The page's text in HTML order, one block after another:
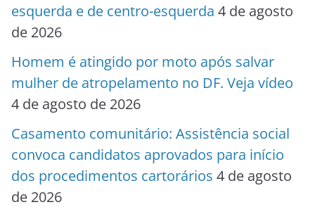
esquerda e de centro-esquerda 4 de agosto
de 2026
Homem é atingido por moto após salvar
mulher de atropelamento no DF. Veja vídeo
4 de agosto de 2026
Casamento comunitário: Assistência social
convoca candidatos aprovados para início
dos procedimentos cartorários 4 de agosto
de 2026